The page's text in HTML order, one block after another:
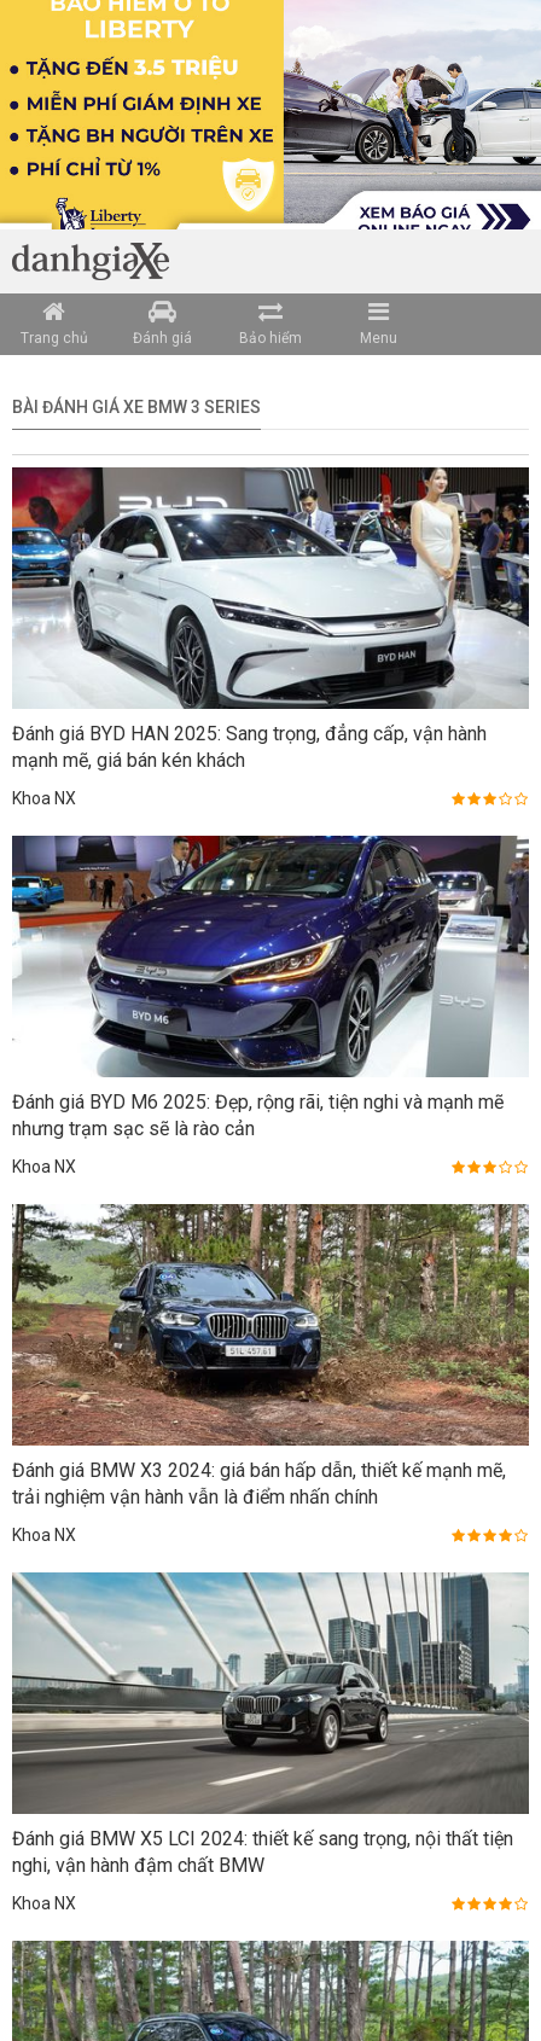
Trang chủ Đánh giá Bảo hiểm Menu
BÀI ĐÁNH GIÁ XE BMW 3 SERIES
Đánh giá BYD HAN 2025: Sang trọng, đẳng cấp, vận hành
mạnh mẽ, giá bán kén khách
Khoa NX
Đánh giá BYD M6 2025: Đẹp, rộng rãi, tiện nghi và mạnh mẽ
nhưng trạm sạc sẽ là rào cản
Khoa NX
Đánh giá BMW X3 2024: giá bán hấp dẫn, thiết kế mạnh mẽ,
trải nghiệm vận hành vẫn là điểm nhấn chính
Khoa NX
Đánh giá BMW X5 LCI 2024: thiết kế sang trọng, nội thất tiện
nghi, vận hành đậm chất BMW
Khoa NX
Loading data ...